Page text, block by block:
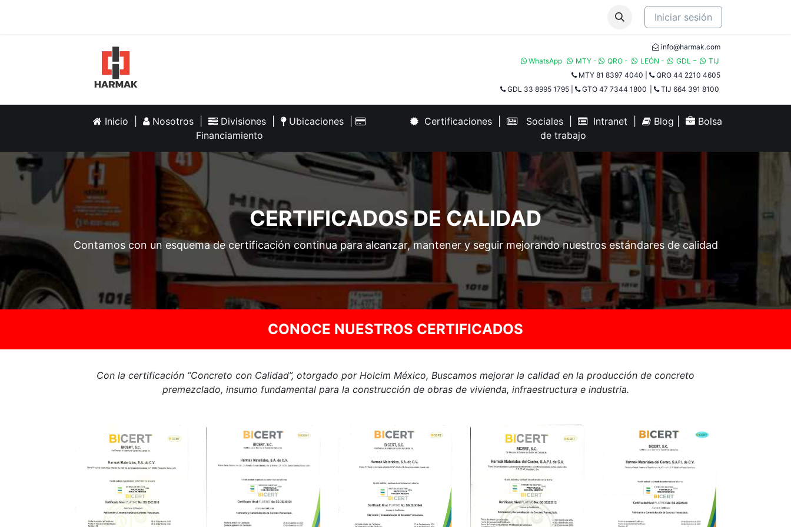
Iniciar sesión
info@harmak.com
WhatsApp
MTY - QRO - LEÓN - GDL -
TIJ​
MTY 81 8397 4040
QRO 44 2210 4605
GDL 33 8995 1795
GTO 47 7344 1800 TIJ 664 391 8100
Inicio Nosotros Divisiones Ubicaciones
Financiamiento
Certificaciones Sociales Intranet Blog
Bolsa
de trabajo
CERTIFICADOS DE CALIDAD
Contamos con un esquema de certificación continua para alcanzar, mantener y seguir mejorando nuestros estándares de calidad
CONOCE NUESTROS CERTIFICADOS
Con la certificación “Concreto con Calidad”, otorgado por Holcim México, Buscamos mejorar la calidad en la producción de concreto
premezclado, insumo fundamental para la construcción de obras de vivienda, infraestructura e industria.